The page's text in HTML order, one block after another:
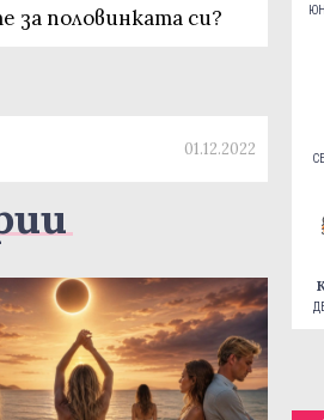
за половинката си?
01.12.2022